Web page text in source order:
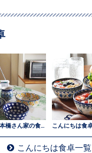
こんにちは食卓/9軒目/本橋さん家の食卓
こんにちは食卓一覧